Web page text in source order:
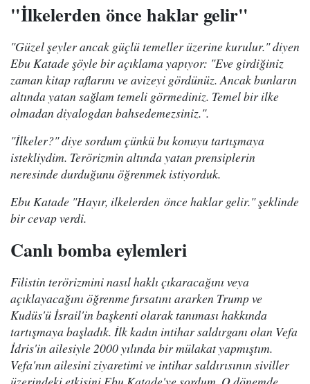
"İlkelerden önce haklar gelir"
"Güzel şeyler ancak güçlü temeller üzerine kurulur." diyen
Ebu Katade şöyle bir açıklama yapıyor: "Eve girdiğiniz
zaman kitap raflarını ve avizeyi gördünüz. Ancak bunların
altında yatan sağlam temeli görmediniz. Temel bir ilke
olmadan diyalogdan bahsedemezsiniz.".
"İlkeler?" diye sordum çünkü bu konuyu tartışmaya
istekliydim. Terörizmin altında yatan prensiplerin
neresinde durduğunu öğrenmek istiyorduk.
Ebu Katade "Hayır, ilkelerden önce haklar gelir." şeklinde
bir cevap verdi.
Canlı bomba eylemleri
Filistin terörizmini nasıl haklı çıkaracağını veya
açıklayacağını öğrenme fırsatını ararken Trump ve
Kudüs'ü İsrail'in başkenti olarak tanıması hakkında
tartışmaya başladık. İlk kadın intihar saldırganı olan Vefa
İdris'in ailesiyle 2000 yılında bir mülakat yapmıştım.
Vefa'nın ailesini ziyaretimi ve intihar saldırısının siviller